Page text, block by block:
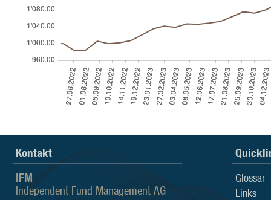
Kontakt
IFM
Independent Fund Management AG
Glossar
Links